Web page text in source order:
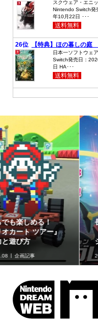
ゲームフリーク公式チャ
ンネルにて『ぽこ あ ポケ
モン』開発エピソード...
2026.08.07